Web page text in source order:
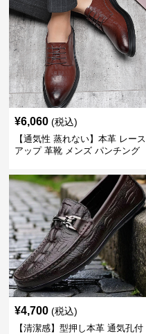
¥6,060 (税込)
【通気性 蒸れない】本革 レース
アップ 革靴 メンズ パンチング
い 営業
¥4,700 (税込)
【清潔感】型押し本革 通気孔付